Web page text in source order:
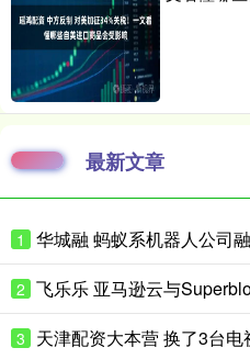
最新文章
1 华城融 蚂蚁系机器人公司
2
3